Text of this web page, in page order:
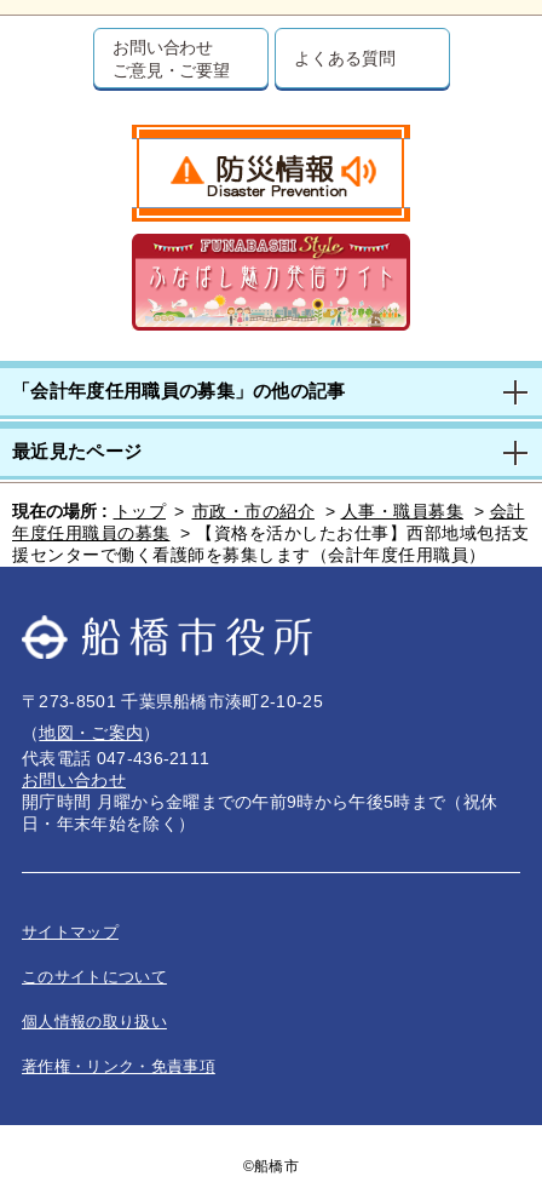
お問い合わせ
ご意見・ご要望
よくある質問
「会計年度任用職員の募集」の他の記事
最近見たページ
現在の場所 : トップ > 市政・市の紹介 > 人事・職員募集 > 会計
年度任用職員の募集 >
【資格を活かしたお仕事】西部地域包括支
援センターで働く看護師を募集します（会計年度任用職員）
〒273-8501 千葉県船橋市湊町2-10-25
（地図・ご案内）
代表電話 047-436-2111
お問い合わせ
開庁時間 月曜から金曜までの午前9時から午後5時まで（祝休
日・年末年始を除く）
サイトマップ
このサイトについて
個人情報の取り扱い
著作権・リンク・免責事項
©船橋市